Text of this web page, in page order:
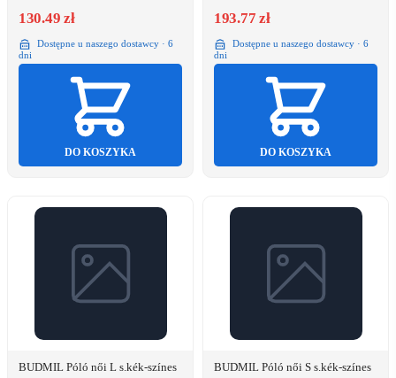
130.49 zł
Dostępne u naszego dostawcy · 6
dni
DO KOSZYKA
193.77 zł
Dostępne u naszego dostawcy · 6
dni
DO KOSZYKA
BUDMIL Póló női L s.kék-színes BUDMIL Póló női S s.kék-színes